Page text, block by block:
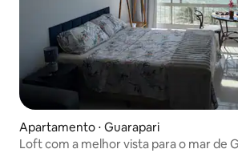
Apartamento ⋅ Guarapari
Loft com a melhor vista para o mar de